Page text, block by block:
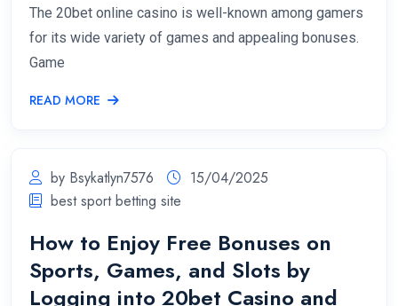
The 20bet online casino is well-known among gamers
for its wide variety of games and appealing bonuses.
Game
READ MORE
by Bsykatlyn7576
15/04/2025
best sport betting site
How to Enjoy Free Bonuses on
Sports, Games, and Slots by
Logging into 20bet Casino and